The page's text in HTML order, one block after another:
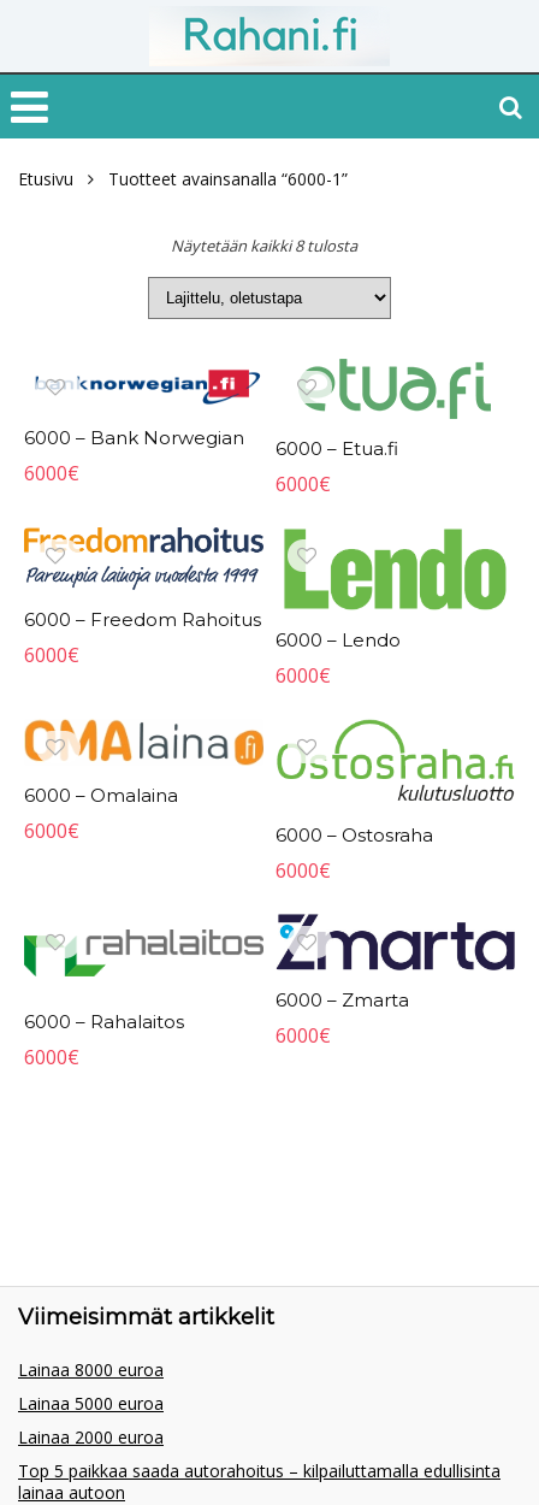
Etusivu Tuotteet avainsanalla “6000-1”
Näytetään kaikki 8 tulosta
6000 – Bank Norwegian
6000€
6000 – Etua.fi
6000€
6000 – Freedom Rahoitus
6000€
6000 – Lendo
6000€
6000 – Omalaina
6000€ 6000 – Ostosraha
6000€
6000 – Rahalaitos
6000€
6000 – Zmarta
6000€
Viimeisimmät artikkelit
Lainaa 8000 euroa
Lainaa 5000 euroa
Lainaa 2000 euroa
Top 5 paikkaa saada autorahoitus – kilpailuttamalla edullisinta
lainaa autoon